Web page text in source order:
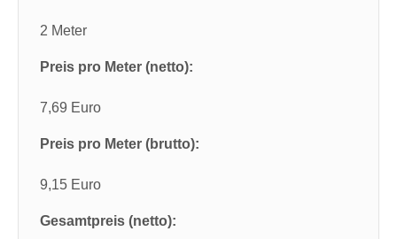
2 Meter
Preis pro Meter (netto):
7,69 Euro
Preis pro Meter (brutto):
9,15 Euro
Gesamtpreis (netto):